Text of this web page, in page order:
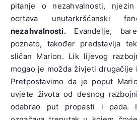
pitanje o nezahvalnosti,
ocrtava unutarkršćanski
nezahvalnosti.Evanđelje,
poznato, također predstavlja
sličan Marion. Lik lijevog
mogao je možda živjeti
Pretpostavimo da je poput
uvjete života od desnog
odabrao put propasti i pada.